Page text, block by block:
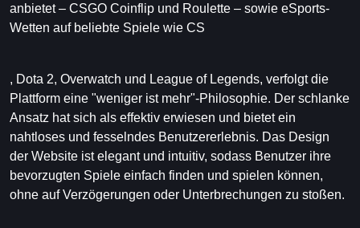
anbietet – CSGO Coinflip und Roulette – sowie eSports-
Wetten auf beliebte Spiele wie CS
, Dota 2, Overwatch und League of Legends, verfolgt die
Plattform eine "weniger ist mehr"-Philosophie. Der schlanke
Ansatz hat sich als effektiv erwiesen und bietet ein
nahtloses und fesselndes Benutzererlebnis. Das Design
der Website ist elegant und intuitiv, sodass Benutzer ihre
bevorzugten Spiele einfach finden und spielen können,
ohne auf Verzögerungen oder Unterbrechungen zu stoßen.